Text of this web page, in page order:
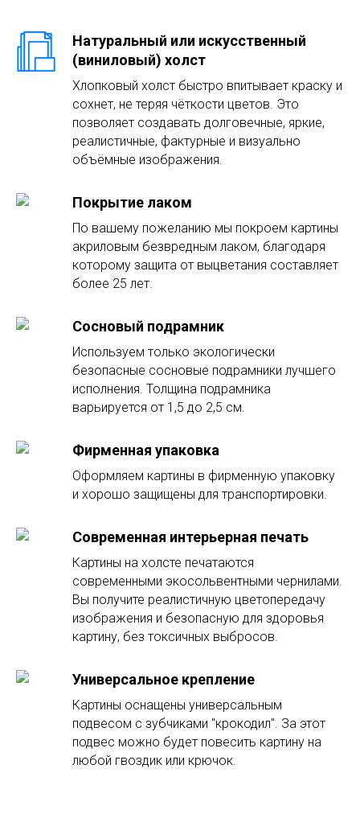
Натуральный или искусственный
(виниловый) холст
Хлопковый холст быстро впитывает краску и
сохнет, не теряя чёткости цветов. Это
позволяет создавать долговечные, яркие,
реалистичные, фактурные и визуально
объёмные изображения.
Покрытие лаком
По вашему пожеланию мы покроем картины
акриловым безвредным лаком, благодаря
которому защита от выцветания составляет
более 25 лет.
Сосновый подрамник
Используем только экологически
безопасные сосновые подрамники лучшего
исполнения. Толщина подрамника
варьируется от 1,5 до 2,5 см.
Фирменная упаковка
Оформляем картины в фирменную упаковку
и хорошо защищены для транспортировки.
Современная интерьерная печать
Картины на холсте печатаются
современными экосольвентными чернилами.
Вы получите реалистичную цветопередачу
изображения и безопасную для здоровья
картину, без токсичных выбросов.
Универсальное крепление
Картины оснащены универсальным
подвесом с зубчиками "крокодил". За этот
подвес можно будет повесить картину на
любой гвоздик или крючок.